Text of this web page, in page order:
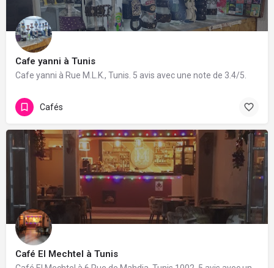
Cafe yanni à Tunis
Cafe yanni à Rue M.L.K., Tunis. 5 avis avec une note de 3.4/5.
Cafés
Café El Mechtel à Tunis